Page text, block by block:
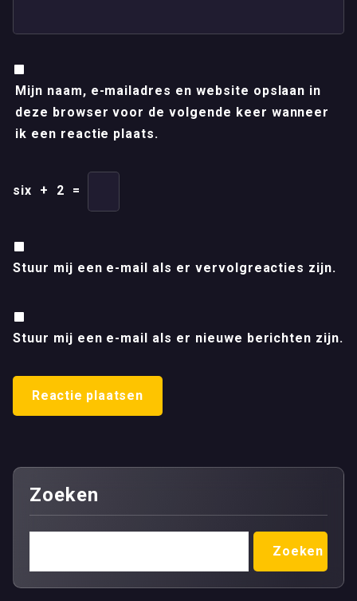
Mijn naam, e-mailadres en website opslaan in
deze browser voor de volgende keer wanneer
ik een reactie plaats.
six + 2 =
Stuur mij een e-mail als er vervolgreacties zijn.
Stuur mij een e-mail als er nieuwe berichten zijn.
Zoeken
Zoeken